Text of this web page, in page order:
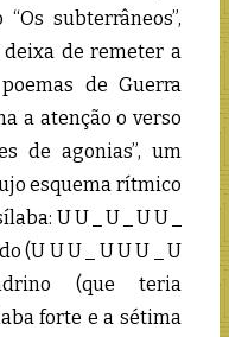
subterrâneos”,
de remeter a
de Guerra
a atenção o verso
de agonias”, um
esquema rítmico
U U _ U _ U U _
(U U U _ U U U _ U
(que teria
forte e a sétima